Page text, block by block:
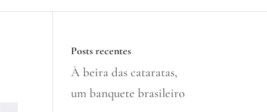
Posts recentes
À beira das cataratas,
um banquete brasileiro